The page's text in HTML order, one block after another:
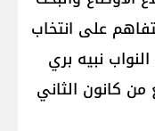
على انتخاب
نبيه بري
كانون الثاني